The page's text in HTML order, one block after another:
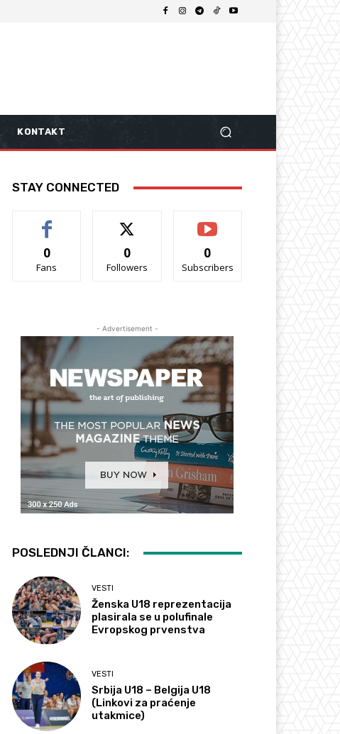
KONTAKT
STAY CONNECTED
0
Fans
0
Followers
0
Subscribers
- Advertisement -
POSLEDNJI ČLANCI:
VESTI
Ženska U18 reprezentacija
plasirala se u polufinale
Evropskog prvenstva
VESTI
Srbija U18 – Belgija U18
(Linkovi za praćenje
utakmice)